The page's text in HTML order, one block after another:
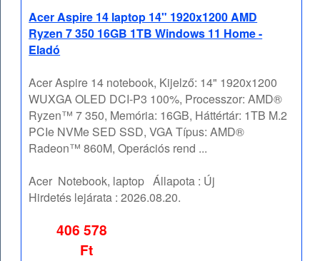
Acer Aspire 14 laptop 14" 1920x1200 AMD
Ryzen 7 350 16GB 1TB Windows 11 Home -
Eladó
Acer Aspire 14 notebook, Kijelző: 14" 1920x1200
WUXGA OLED DCI-P3 100%, Processzor: AMD®
Ryzen™ 7 350, Memória: 16GB, Háttértár: 1TB M.2
PCIe NVMe SED SSD, VGA Típus: AMD®
Radeon™ 860M, Operációs rend ...
Acer Notebook, laptop Állapota : Új
Hirdetés lejárata :2026.08.20.
406 578
Ft